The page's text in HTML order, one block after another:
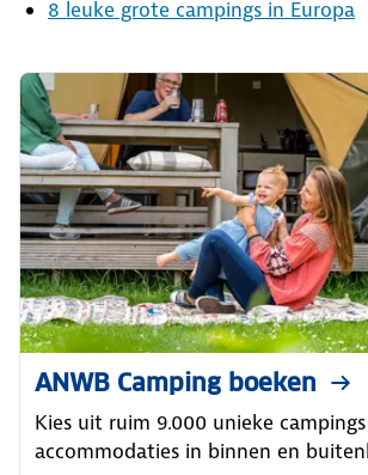
8 leuke grote campings in Europa
ANWB Camping boeken
Kies uit ruim 9.000 unieke
accommodaties in binnen en